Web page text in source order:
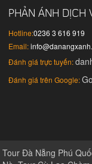
PHẢN ÁNH DỊCH
Hotline:0236 3 616 919
Email:
Đánh giá trực tuyến:
Đánh giá trên Google:
Tour Đà Nẵng Phú